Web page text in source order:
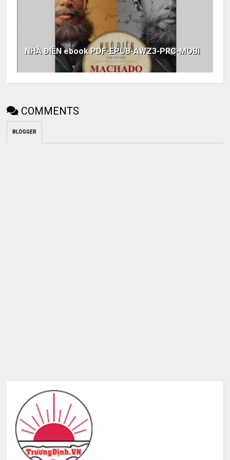
NHÀ ĐIÊN ebook PDF-EPUB-AWZ3-PRC-MOBI
COMMENTS
BLOGGER